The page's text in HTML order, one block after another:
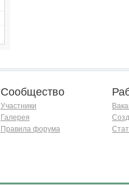
Сообщество
Участники
Галерея
Правила форума